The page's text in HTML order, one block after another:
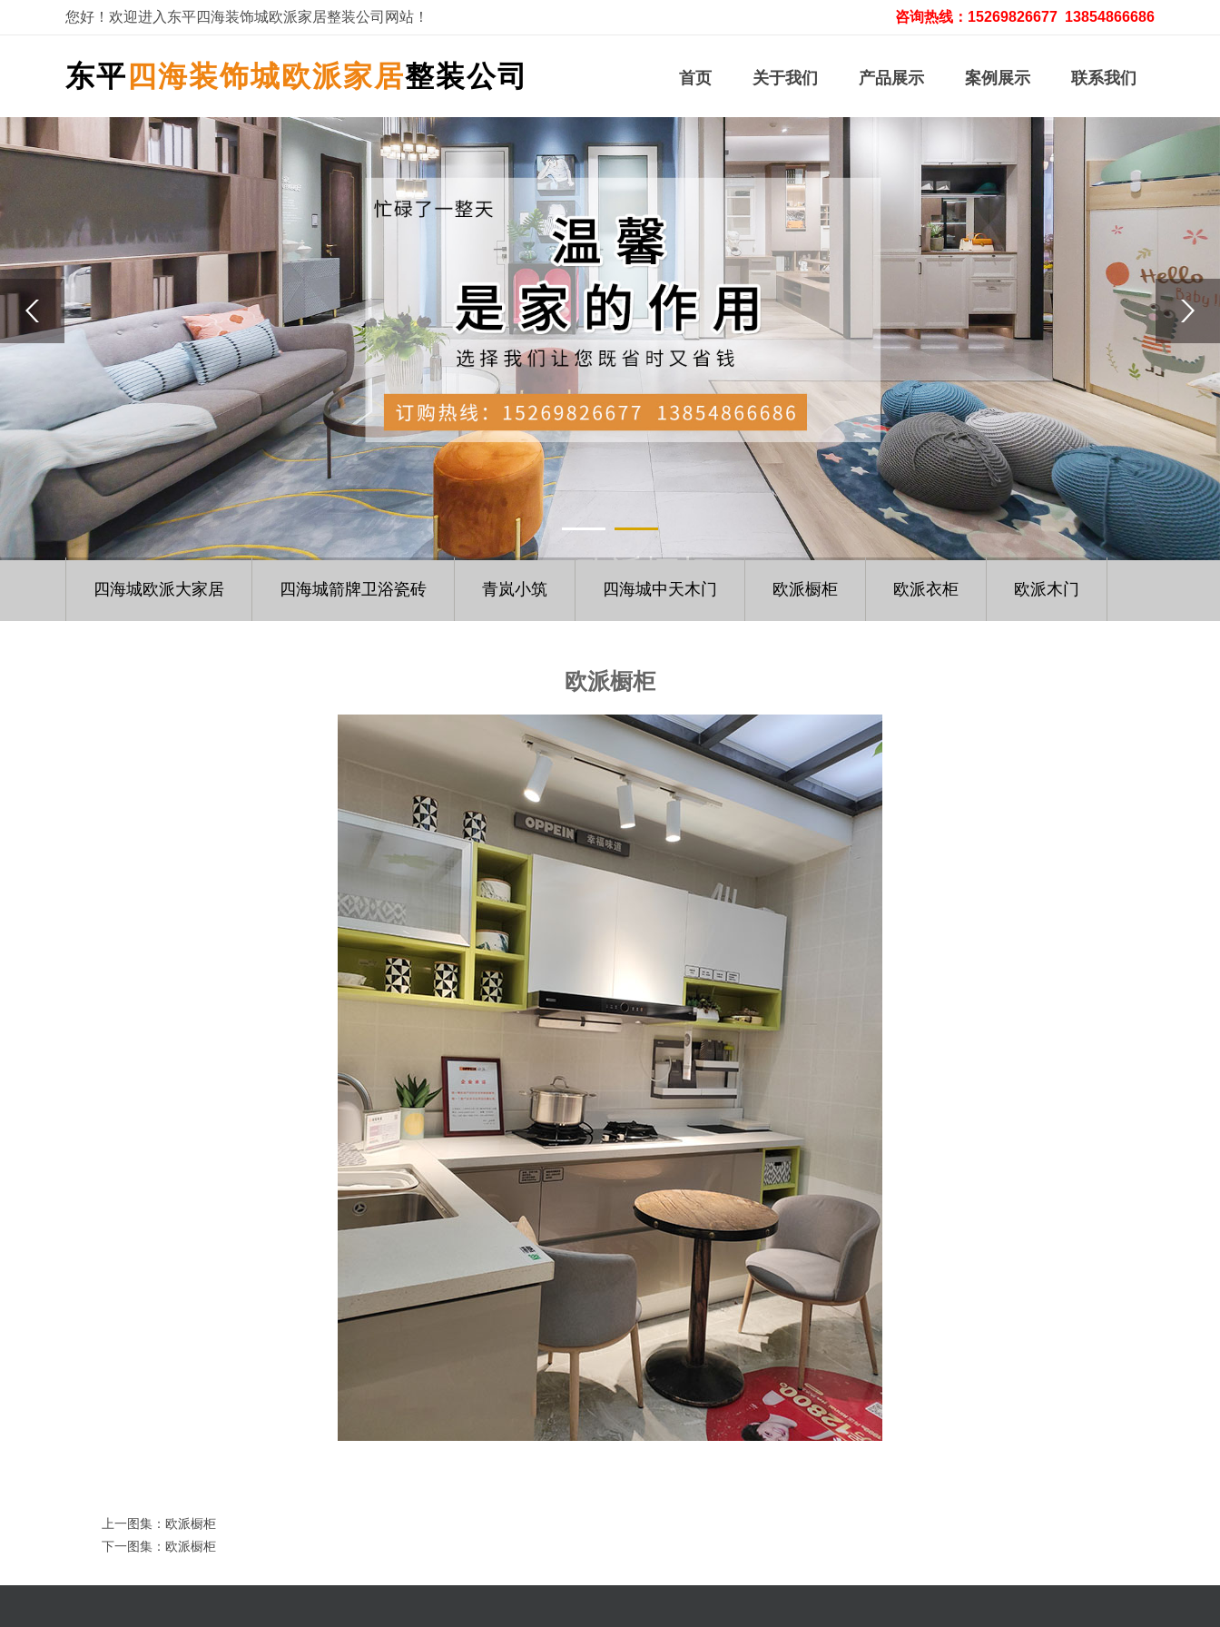
您好！欢迎进入东平四海装饰城欧派家居整装公司网站！ 咨询热线：15269826677 13854866686
东平 四海装饰城欧派家居整装公司 首页 关于我们 产品展示 案例展示 联系我们
欧派橱柜
四海城欧派大家居 四海城箭牌卫浴瓷砖 青岚小筑 四海城中天木门 欧派橱柜 欧派衣柜 欧派木门
欧派橱柜
上一图集： 欧派橱柜
下一图集： 欧派橱柜